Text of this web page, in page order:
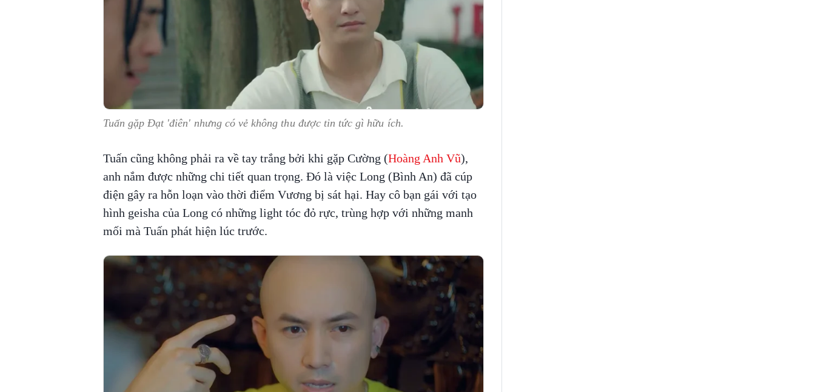
Tuấn gặp Đạt 'điên' nhưng có vẻ không thu được tin tức gì hữu ích.
Tuấn cũng không phải ra về tay trắng bởi khi gặp Cường (Hoàng Anh Vũ),
anh nắm được những chi tiết quan trọng. Đó là việc Long (Bình An) đã cúp
điện gây ra hỗn loạn vào thời điểm Vương bị sát hại. Hay cô bạn gái với tạo
hình geisha của Long có những light tóc đỏ rực, trùng hợp với những manh
mối mà Tuấn phát hiện lúc trước.